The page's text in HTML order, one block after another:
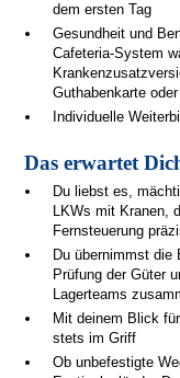
dem ersten Tag
Gesundheit und
Cafeteria-System
Guthabenkarte
Individuelle
Das erwartet
Du liebst es,
LKWs mit Kranen,
Fernsteuerung
Du übernimmst die
Prüfung der Güter
Lagerteams
Mit deinem Blick
stets im Griff
Ob unbefestigte